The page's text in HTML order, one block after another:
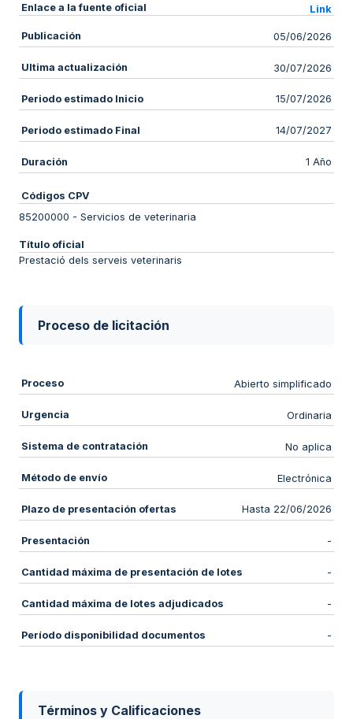
Enlace a la fuente oficial Link
Publicación 05/06/2026
Ultima actualización 30/07/2026
Periodo estimado Inicio 15/07/2026
Periodo estimado Final 14/07/2027
Duración 1 Año
Códigos CPV
85200000 - Servicios de veterinaria
Título oficial
Prestació dels serveis veterinaris
Proceso de licitación
Proceso Abierto simplificado
Urgencia Ordinaria
Sistema de contratación No aplica
Método de envío Electrónica
Plazo de presentación ofertas Hasta 22/06/2026
Presentación -
Cantidad máxima de presentación de lotes -
Cantidad máxima de lotes adjudicados -
Período disponibilidad documentos -
Términos y Calificaciones